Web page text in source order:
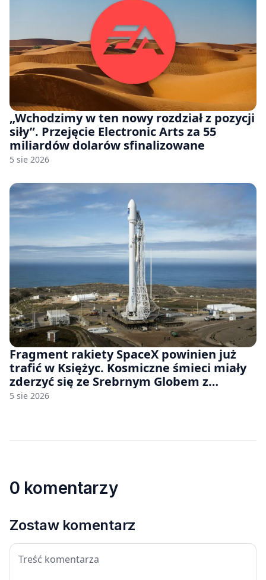
„Wchodzimy w ten nowy rozdział z pozycji
siły”. Przejęcie Electronic Arts za 55
miliardów dolarów sfinalizowane
5 sie 2026
Fragment rakiety SpaceX powinien już
trafić w Księżyc. Kosmiczne śmieci miały
zderzyć się ze Srebrnym Globem z
prędkością 8690 km/h
5 sie 2026
0 komentarzy
Zostaw komentarz